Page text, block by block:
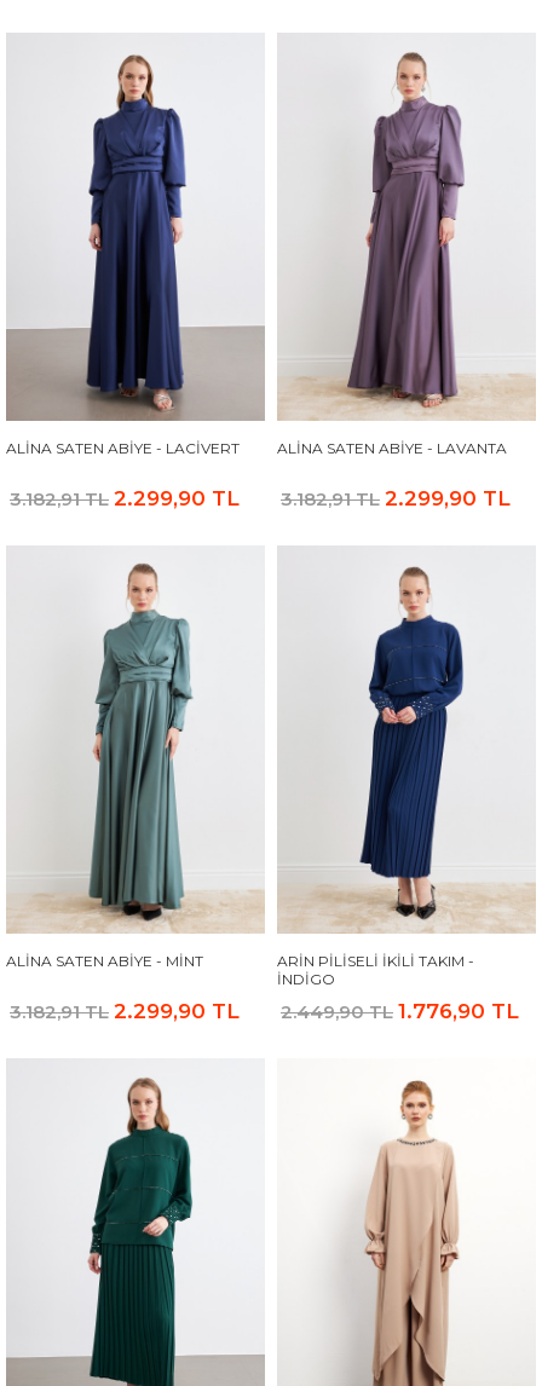
ALINA SATEN ABIYE - LACIVERT
3.182,91 TL 2.299,90 TL
ALINA SATEN ABIYE - LAVANTA
3.182,91 TL 2.299,90 TL
ALINA SATEN ABIYE - MINT
3.182,91 TL 2.299,90 TL
ARIN PILISELI İKILI TAKIM -
İNDIGO
2.449,90 TL 1.776,90 TL